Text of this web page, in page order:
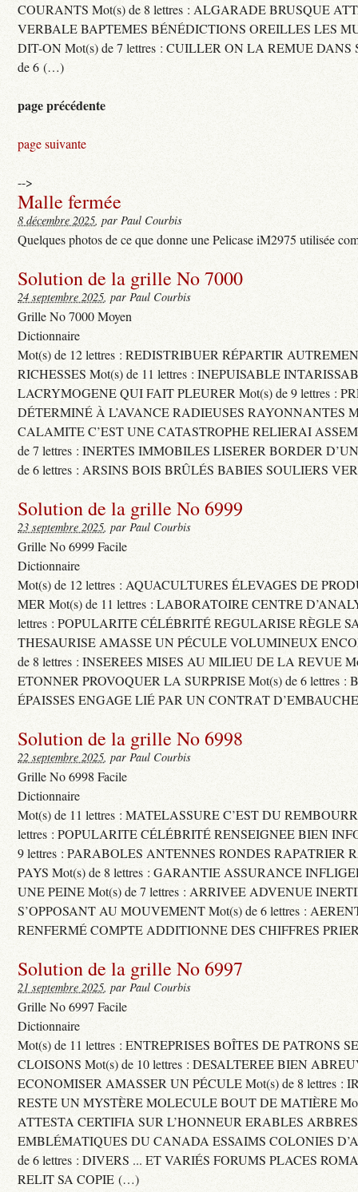
COURANTS Mot(s) de 8 lettres : ALGARADE BRUSQUE
VERBALE BAPTEMES BÉNÉDICTIONS OREILLES LES
DIT-ON Mot(s) de 7 lettres : CUILLER ON LA REMUE DANS
de 6 (…)
page précédente
page suivante
-->
Malle fermée
8 décembre 2025, par Paul Courbis
Quelques photos de ce que donne une Pelicase iM2975 utilisée
Solution de la grille No 7000
24 septembre 2025, par Paul Courbis
Grille No 7000 Moyen
Dictionnaire
Mot(s) de 12 lettres : REDISTRIBUER RÉPARTIR
RICHESSES Mot(s) de 11 lettres : INEPUISABLE
LACRYMOGENE QUI FAIT PLEURER Mot(s) de 9 lettres :
DÉTERMINÉ À L’AVANCE RADIEUSES RAYONNANTES
CALAMITE C’EST UNE CATASTROPHE RELIERAI
de 7 lettres : INERTES IMMOBILES LISERER BORDER
de 6 lettres : ARSINS BOIS BRÛLÉS BABIES SOULIERS
Solution de la grille No 6999
23 septembre 2025, par Paul Courbis
Grille No 6999 Facile
Dictionnaire
Mot(s) de 12 lettres : AQUACULTURES ÉLEVAGES DE
MER Mot(s) de 11 lettres : LABORATOIRE CENTRE
lettres : POPULARITE CÉLÉBRITÉ REGULARISE RÈGLE
THESAURISE AMASSE UN PÉCULE VOLUMINEUX
de 8 lettres : INSEREES MISES AU MILIEU DE LA REVUE
ETONNER PROVOQUER LA SURPRISE Mot(s) de 6 lettres :
ÉPAISSES ENGAGE LIÉ PAR UN CONTRAT
Solution de la grille No 6998
22 septembre 2025, par Paul Courbis
Grille No 6998 Facile
Dictionnaire
Mot(s) de 11 lettres : MATELASSURE C’EST DU
lettres : POPULARITE CÉLÉBRITÉ RENSEIGNEE BIEN
9 lettres : PARABOLES ANTENNES RONDES RAPATRIER
PAYS Mot(s) de 8 lettres : GARANTIE ASSURANCE
UNE PEINE Mot(s) de 7 lettres : ARRIVEE ADVENUE
S’OPPOSANT AU MOUVEMENT Mot(s) de 6 lettres :
RENFERMÉ COMPTE ADDITIONNE DES CHIFFRES
Solution de la grille No 6997
21 septembre 2025, par Paul Courbis
Grille No 6997 Facile
Dictionnaire
Mot(s) de 11 lettres : ENTREPRISES BOÎTES DE PATRONS
CLOISONS Mot(s) de 10 lettres : DESALTEREE BIEN
ECONOMISER AMASSER UN PÉCULE Mot(s) de 8 lettres :
RESTE UN MYSTÈRE MOLECULE BOUT DE MATIÈRE
ATTESTA CERTIFIA SUR L’HONNEUR ERABLES ARBRES
EMBLÉMATIQUES DU CANADA ESSAIMS COLONIES
de 6 lettres : DIVERS ... ET VARIÉS FORUMS PLACES
RELIT SA COPIE (…)